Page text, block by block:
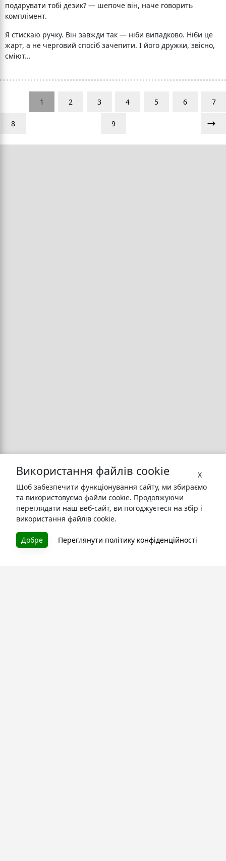
подарувати тобі дезик? — шепоче він, наче говорить
комплімент.
Я стискаю ручку. Він завжди так — ніби випадково. Ніби це
жарт, а не черговий спосіб зачепити. І його дружки, звісно,
сміют...
1 2 3 4 5 6 7
8 9
X
Використання файлів cookie
Щоб забезпечити функціонування сайту, ми збираємо
та використовуємо файли cookie. Продовжуючи
переглядати наш веб-сайт, ви погоджуєтеся на збір і
використання файлів cookie.
Добре Переглянути політику конфіденційності